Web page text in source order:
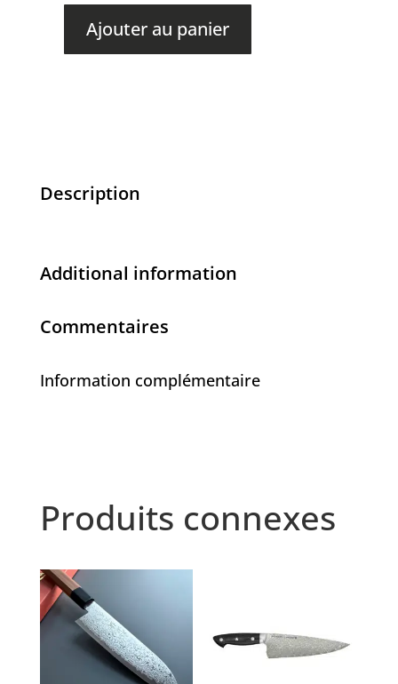
quantité
Ajouter au panier
Description
Additional information
Commentaires
Information complémentaire
Produits connexes